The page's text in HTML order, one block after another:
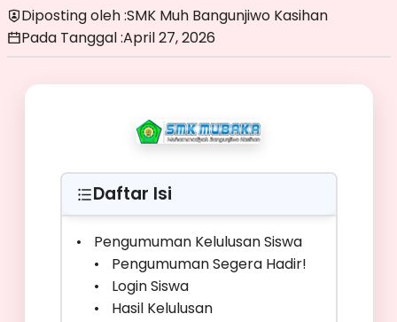
Diposting oleh :SMK Muh Bangunjiwo Kasihan
Pada Tanggal :April 27, 2026
Daftar Isi
Pengumuman Kelulusan Siswa
Pengumuman Segera Hadir!
Login Siswa
Hasil Kelulusan